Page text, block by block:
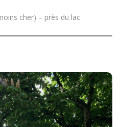
cher) – près du lac